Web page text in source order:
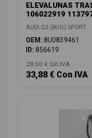
ELEVALUNAS
106022919
AUDI Q3 (8UG) SPORT
OEM: 8U0839461
ID: 856619
28,00 € Sin IVA
33,88 € Con IVA